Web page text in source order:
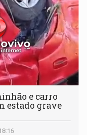
e carro
estado grave